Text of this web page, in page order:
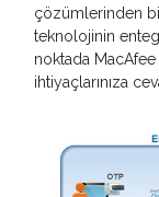
çözümlerinden
teknolojinin
noktada
ihtiyaçlarınıza